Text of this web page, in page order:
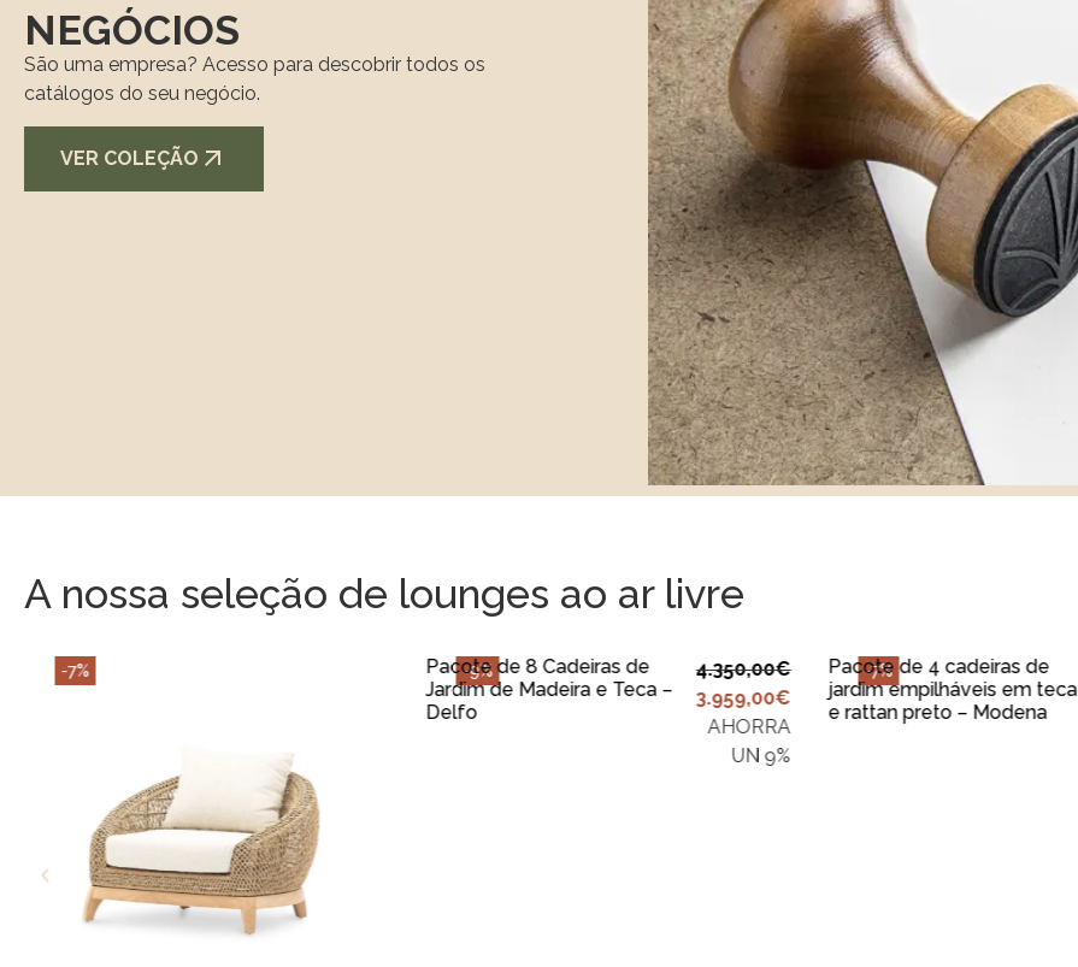
NEGÓCIOS
São uma empresa? Acesso para descobrir todos os
catálogos do seu negócio.
VER COLEÇÃO
A nossa seleção de lounges ao ar livre
-7%
ADICIONAR AO
-9%
ADICIONAR AO
CARRINHO
Pacote de 8 Cadeiras de
Jardim de Madeira e Teca –
Delfo
4.350,00€
3.959,00€
AHORRA
UN 9%
-7%
Pacote de 4 cadeiras de
jardim empilháveis em teca
e rattan preto – Modena